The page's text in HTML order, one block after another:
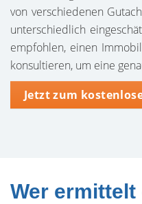
von verschiedenen
unterschiedlich
empfohlen, einen
konsultieren, um eine
Jetzt zum
Wer ermittelt